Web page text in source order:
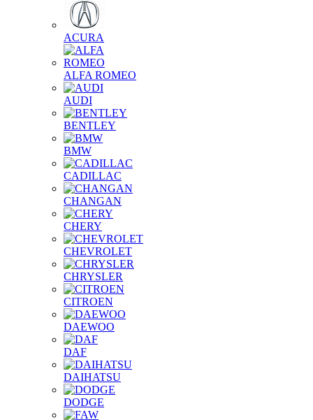
ACURA
ALFA ROMEO
AUDI
BENTLEY
BMW
CADILLAC
CHANGAN
CHERY
CHEVROLET
CHRYSLER
CITROEN
DAEWOO
DAF
DAIHATSU
DODGE